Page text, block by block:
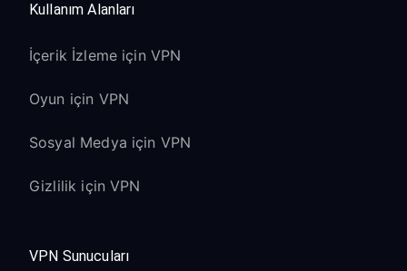
Kullanım Alanları
İçerik İzleme için VPN
Oyun için VPN
Sosyal Medya için VPN
Gizlilik için VPN
VPN Sunucuları